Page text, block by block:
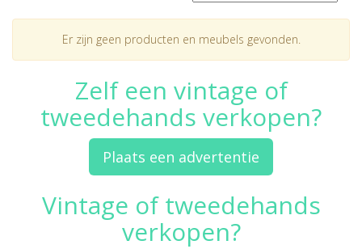
Er zijn geen producten en meubels gevonden.
Zelf een vintage of
tweedehands verkopen?
Plaats een advertentie
Vintage of tweedehands
verkopen?